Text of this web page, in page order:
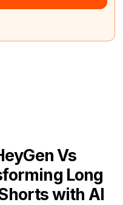
Vs
Long
with AI